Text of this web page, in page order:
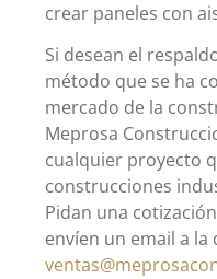
crear paneles con
Si desean el
método que se ha
mercado de la
Meprosa
cualquier proyecto
construcciones
Pidan una
envíen un email a la